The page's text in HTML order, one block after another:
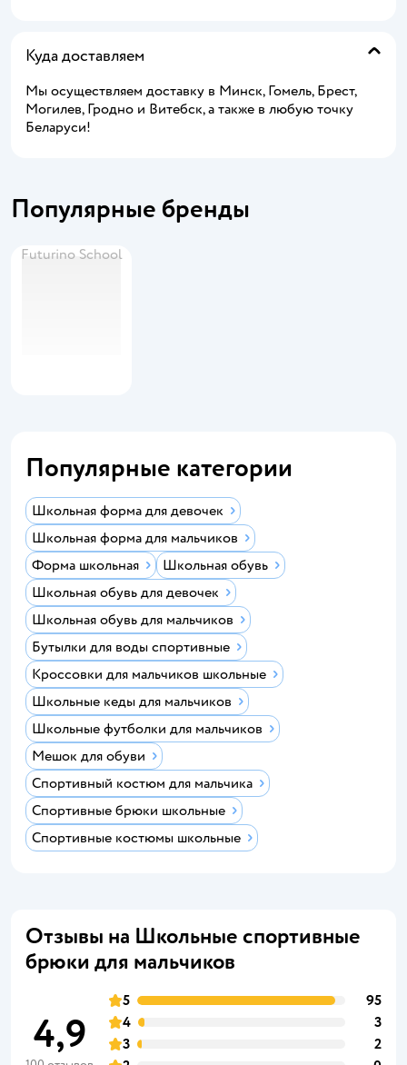
Куда доставляем
Мы осуществляем доставку в Минск, Гомель, Брест,
Могилев, Гродно и Витебск, а также в любую точку
Беларуси!
Популярные бренды
Futurino School
Популярные категории
Школьная форма для девочек
Школьная форма для мальчиков
Форма школьная
Школьная обувь
Школьная обувь для девочек
Школьная обувь для мальчиков
Бутылки для воды спортивные
Кроссовки для мальчиков школьные
Школьные кеды для мальчиков
Школьные футболки для мальчиков
Мешок для обуви
Спортивный костюм для мальчика
Спортивные брюки школьные
Спортивные костюмы школьные
Отзывы на Школьные спортивные
брюки для мальчиков
4,9
5
95
4
3
3
2